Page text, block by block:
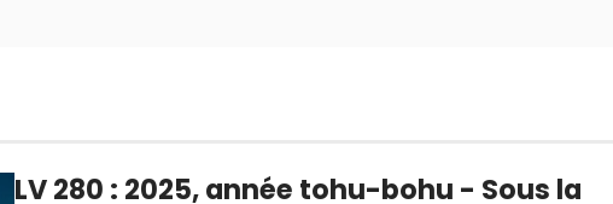
LV 280 : 2025, année tohu-bohu - Sous la